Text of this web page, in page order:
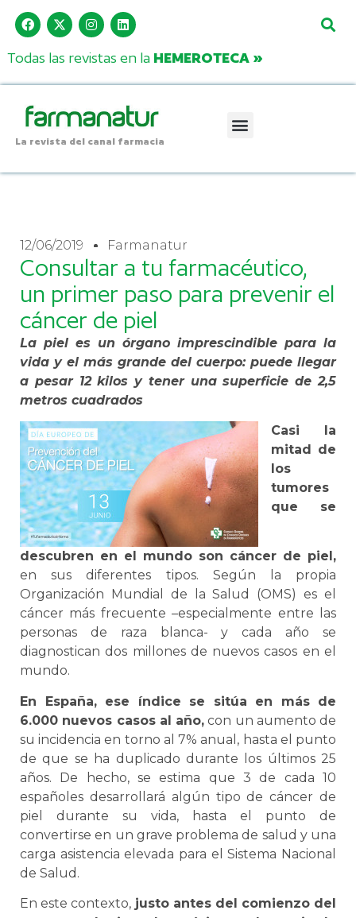
Todas las revistas en la HEMEROTECA »
La revista del canal farmacia
12/06/2019 Farmanatur
Consultar a tu farmacéutico,
un primer paso para prevenir el
cáncer de piel
La piel es un órgano imprescindible para la
vida y el más grande del cuerpo: puede llegar
a pesar 12 kilos y tener una superficie de 2,5
metros cuadrados
Casi la
mitad de
los
tumores
que se
descubren en el mundo son cáncer de piel,
en sus diferentes tipos. Según la propia
Organización Mundial de la Salud (OMS) es el
cáncer más frecuente –especialmente entre las
personas de raza blanca- y cada año se
diagnostican dos millones de nuevos casos en el
mundo.
En España, ese índice se sitúa en más de
6.000 nuevos casos al año, con un aumento de
su incidencia en torno al 7% anual, hasta el punto
de que se ha duplicado durante los últimos 25
años. De hecho, se estima que 3 de cada 10
españoles desarrollará algún tipo de cáncer de
piel durante su vida, hasta el punto de
convertirse en un grave problema de salud y una
carga asistencia elevada para el Sistema Nacional
de Salud.
En este contexto, justo antes del comienzo del